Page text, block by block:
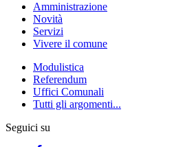
Amministrazione
Novità
Servizi
Vivere il comune
Modulistica
Referendum
Uffici Comunali
Tutti gli argomenti...
Seguici su